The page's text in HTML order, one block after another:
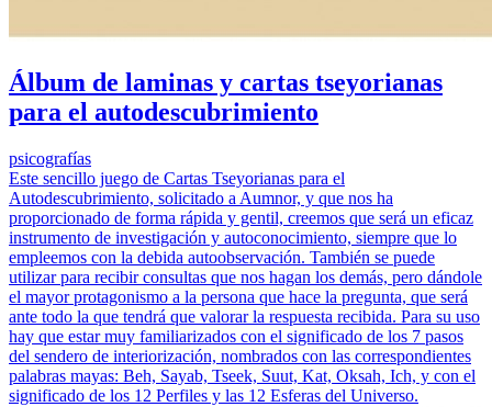
Álbum de laminas y cartas tseyorianas
para el autodescubrimiento
psicografías
Este sencillo juego de Cartas Tseyorianas para el
Autodescubrimiento, solicitado a Aumnor, y que nos ha
proporcionado de forma rápida y gentil, creemos que será un eficaz
instrumento de investigación y autoconocimiento, siempre que lo
empleemos con la debida autoobservación. También se puede
utilizar para recibir consultas que nos hagan los demás, pero dándole
el mayor protagonismo a la persona que hace la pregunta, que será
ante todo la que tendrá que valorar la respuesta recibida. Para su uso
hay que estar muy familiarizados con el significado de los 7 pasos
del sendero de interiorización, nombrados con las correspondientes
palabras mayas: Beh, Sayab, Tseek, Suut, Kat, Oksah, Ich, y con el
significado de los 12 Perfiles y las 12 Esferas del Universo.